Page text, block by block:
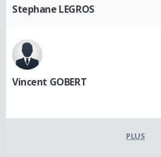
Stephane LEGROS
Vincent GOBERT
PLUS